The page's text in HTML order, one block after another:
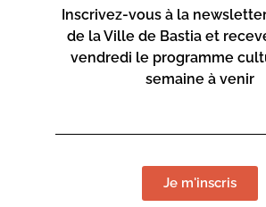
Inscrivez-vous à la
de la Ville de Bastia et
vendredi le programme
semaine à venir
Je m'inscris